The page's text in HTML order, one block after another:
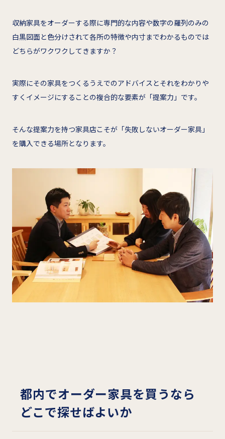
収納家具をオーダーする際に専門的な内容や数字の羅列のみの
白黒図面と色分けされて各所の特徴や内寸までわかるものでは
どちらがワクワクしてきますか？
実際にその家具をつくるうえでのアドバイスとそれをわかりや
すくイメージにすることの複合的な要素が「提案力」です。
そんな提案力を持つ家具店こそが「失敗しないオーダー家具」
を購入できる場所となります。
都内でオーダー家具を買うなら
どこで探せばよいか